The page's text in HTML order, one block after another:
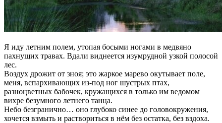
Я иду летним полем, утопая босыми ногами в медвяно
пахнущих травах. Вдали виднеется изумрудной узкой полосой
лес.
Воздух дрожит от зноя; это жаркое марево окутывает поле,
меня, вспархивающих из-под ног шустрых птах,
разноцветных бабочек, кружащихся в только им ведомом
вихре безумного летнего танца.
Небо безгранично… оно глубоко синее до головокружения,
хочется взмыть и раствориться в нём без остатка, без вздоха.